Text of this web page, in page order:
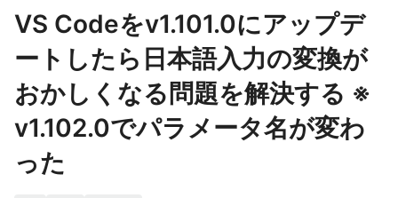
VS Codeをv1.101.0にアップデ
ートしたら日本語入力の変換が
おかしくなる問題を解決する ※
v1.102.0でパラメータ名が変わ
った